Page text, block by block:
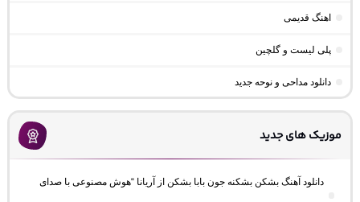
اهنگ قدیمی
پلی لیست و گلچین
دانلود مداحی و نوحه جدید
موزیک های جدید
دانلود آهنگ بشکن بشکنه جون بابا بشکن از آریانا “هوش مصنوعی با صدای